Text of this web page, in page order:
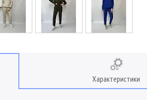
Характеристики